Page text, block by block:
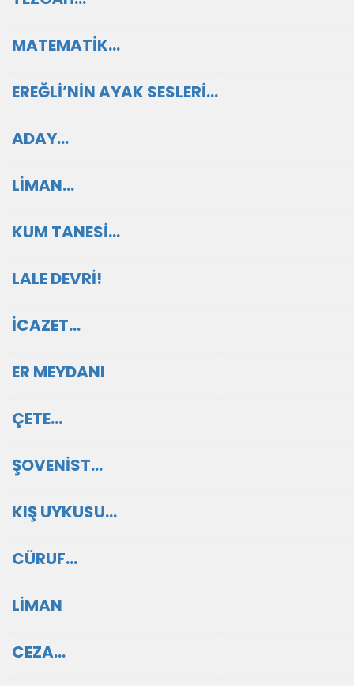
MATEMATİK…
EREĞLİ’NİN AYAK SESLERİ…
ADAY…
LİMAN…
KUM TANESİ…
LALE DEVRİ!
İCAZET…
ER MEYDANI
ÇETE…
ŞOVENİST…
KIŞ UYKUSU…
CÜRUF…
LİMAN
CEZA…